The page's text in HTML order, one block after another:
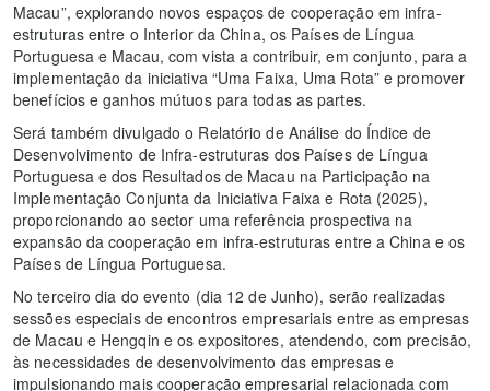
Macau”, explorando novos espaços de cooperação em infra-
estruturas entre o Interior da China, os Países de Língua
Portuguesa e Macau, com vista a contribuir, em conjunto, para a
implementação da iniciativa “Uma Faixa, Uma Rota” e promover
benefícios e ganhos mútuos para todas as partes.
Será também divulgado o Relatório de Análise do Índice de
Desenvolvimento de Infra-estruturas dos Países de Língua
Portuguesa e dos Resultados de Macau na Participação na
Implementação Conjunta da Iniciativa Faixa e Rota (2025),
proporcionando ao sector uma referência prospectiva na
expansão da cooperação em infra-estruturas entre a China e os
Países de Língua Portuguesa.
No terceiro dia do evento (dia 12 de Junho), serão realizadas
sessões especiais de encontros empresariais entre as empresas
de Macau e Hengqin e os expositores, atendendo, com precisão,
às necessidades de desenvolvimento das empresas e
impulsionando mais cooperação empresarial relacionada com